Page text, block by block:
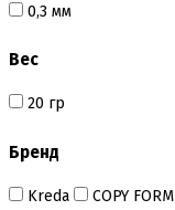
0,3 мм
Вес
20 гр
Бренд
Kreda COPY FORM